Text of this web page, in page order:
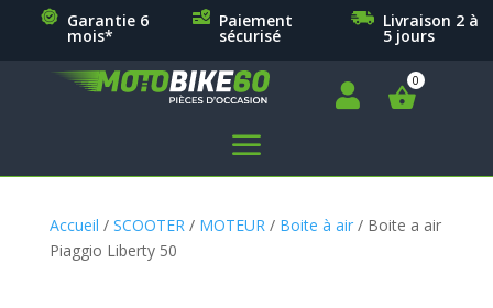
Garantie 6
mois*
Paiement
sécurisé
Livraison 2 à
5 jours

a
Accueil / SCOOTER / MOTEUR / Boite à air/ Boite a air
Piaggio Liberty 50